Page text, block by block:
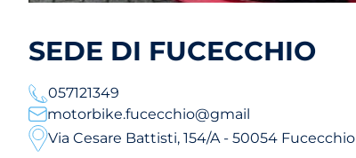
SEDE DI FUCECCHIO
057121349
motorbike.fucecchio@gmail
Via Cesare Battisti, 154/A - 50054 Fucecchio